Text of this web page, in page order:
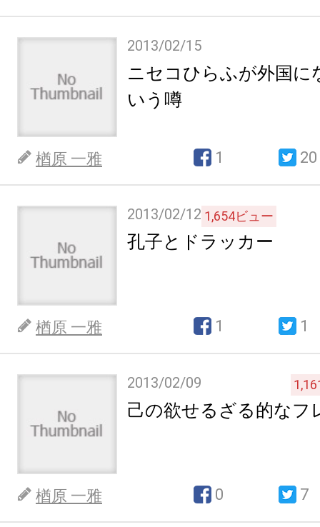
2013/02/15
ニセコひらふが外国に
いう噂
楢原 一雅 1 20
2013/02/12 1,654ビュー
孔子とドラッカー
楢原 一雅 1 1
2013/02/09
己の欲せるざる的なフ
楢原 一雅 0 7